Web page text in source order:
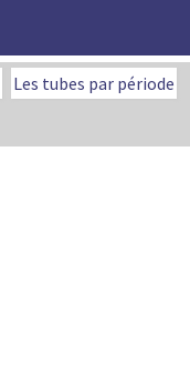
Les tubes par période